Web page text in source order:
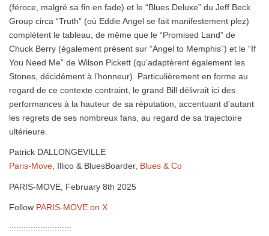
(féroce, malgré sa fin en fade) et le “Blues Deluxe” du Jeff Beck
Group circa “Truth” (où Eddie Angel se fait manifestement plez)
complètent le tableau, de même que le “Promised Land” de
Chuck Berry (également présent sur “Angel to Memphis”) et le “If
You Need Me” de Wilson Pickett (qu‘adaptèrent également les
Stones, décidément à l’honneur). Particulièrement en forme au
regard de ce contexte contraint, le grand Bill délivrait ici des
performances à la hauteur de sa réputation, accentuant d’autant
les regrets de ses nombreux fans, au regard de sa trajectoire
ultérieure.
Patrick DALLONGEVILLE
Paris-Move, Illico & BluesBoarder, Blues & Co
PARIS-MOVE, February 8th 2025
Follow PARIS-MOVE on X
::::::::::::::::::::::::::